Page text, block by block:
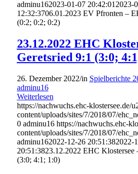
adminu162023-01-07 20:42:012023-
12:32:3706.01.2023 EV Pfronten –
(0:2; 0:2; 0:2)
23.12.2022 EHC
Geretsried 9:1 (3:0;
26. Dezember 2022/in Spielberichte
adminu16
Weiterlesen
https://nachwuchs.ehc-klostersee.de/
content/uploads/sites/7/2018/07/
0 adminu16 https://nachwuchs.ehc-
content/uploads/sites/7/2018/07/
adminu162022-12-26 20:51:382022-
20:51:3823.12.2022 EHC Klostersee
(3:0; 4:1; 1:0)